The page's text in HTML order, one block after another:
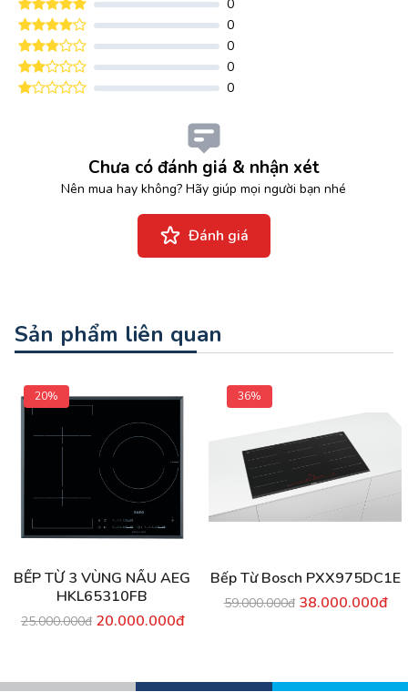
0
0
0
0
0
Chưa có đánh giá & nhận xét
Nên mua hay không? Hãy giúp mọi người bạn nhé
Đánh giá
Sản phẩm liên quan
20%
BẾP TỪ 3 VÙNG NẤU AEG
HKL65310FB
25.000.000đ 20.000.000đ
36%
Bếp Từ Bosch PXX975DC1E
59.000.000đ 38.000.000đ